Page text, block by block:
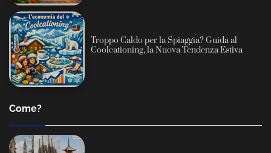
Troppo Caldo per la Spiaggia? Guida al
Coolcationing, la Nuova Tendenza Estiva
Come?